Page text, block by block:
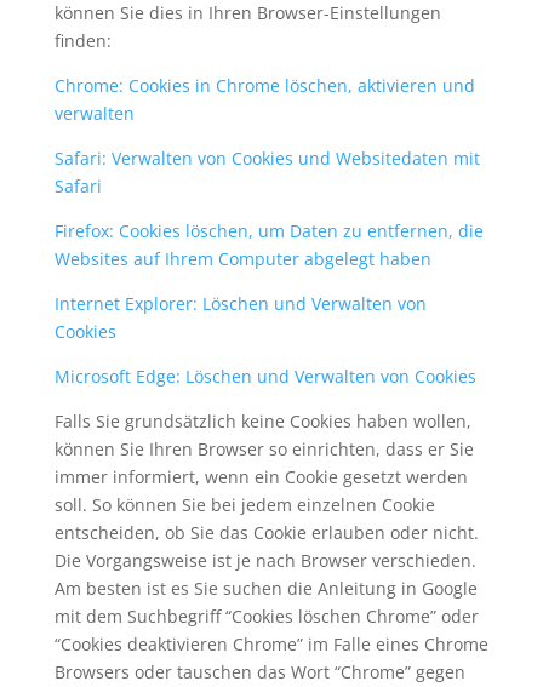
können Sie dies in Ihren Browser-Einstellungen
finden:
Chrome: Cookies in Chrome löschen, aktivieren und
verwalten
Safari: Verwalten von Cookies und Websitedaten mit
Safari
Firefox: Cookies löschen, um Daten zu entfernen, die
Websites auf Ihrem Computer abgelegt haben
Internet Explorer: Löschen und Verwalten von
Cookies
Microsoft Edge: Löschen und Verwalten von Cookies
Falls Sie grundsätzlich keine Cookies haben wollen,
können Sie Ihren Browser so einrichten, dass er Sie
immer informiert, wenn ein Cookie gesetzt werden
soll. So können Sie bei jedem einzelnen Cookie
entscheiden, ob Sie das Cookie erlauben oder nicht.
Die Vorgangsweise ist je nach Browser verschieden.
Am besten ist es Sie suchen die Anleitung in Google
mit dem Suchbegriff “Cookies löschen Chrome” oder
“Cookies deaktivieren Chrome” im Falle eines Chrome
Browsers oder tauschen das Wort “Chrome” gegen